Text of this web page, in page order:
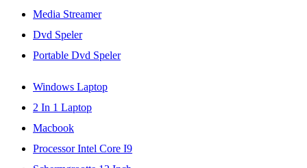
Media Streamer
Dvd Speler
Portable Dvd Speler
Windows Laptop
2 In 1 Laptop
Macbook
Processor Intel Core I9